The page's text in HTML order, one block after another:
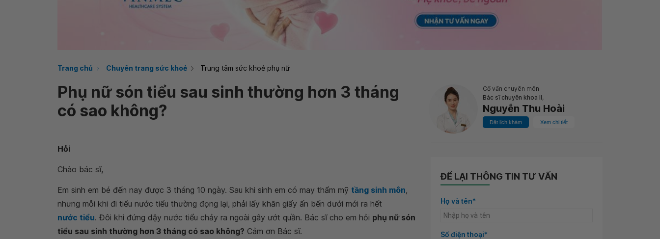
Trang chủ Chuyên trang sức khoẻ Trung tâm sức khoẻ phụ nữ
Phụ nữ són tiểu sau sinh thường hơn 3 tháng
có sao không?
Cố vấn chuyên môn
Bác sĩ chuyên khoa II,
Nguyễn Thu Hoài
Đặt lịch khám Xem chi tiết
Hỏi
Chào bác sĩ,
Em sinh em bé đến nay được 3 tháng 10 ngày. Sau khi sinh em có may thẩm mỹ tầng sinh môn,
nhưng mỗi khi đi tiểu nước tiểu thường đọng lại, phải lấy khăn giấy ấn bến dưới mới ra hết
nước tiểu. Đôi khi đứng dậy nước tiểu chảy ra ngoài gây ướt quần. Bác sĩ cho em hỏi phụ nữ són
tiểu sau sinh thường hơn 3 tháng có sao không? Cảm ơn Bác sĩ.
ĐỂ LẠI THÔNG TIN TƯ VẤN
Họ và tên*
Số điện thoại*